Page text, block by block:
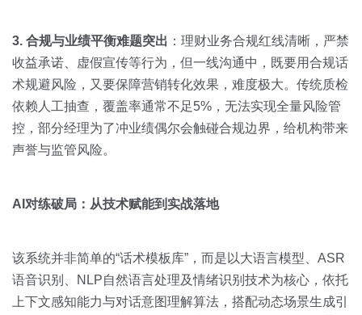
3. 合规与业绩平衡难题突出 ：理财业务合规红线清晰，严禁
收益承诺、虚假宣传等行为，但一线沟通中，既要用合规话
术规避风险，又要保障营销转化效果，难度极大。传统质检
依赖人工抽查，覆盖率通常不足5%，无法实现全量风险管
控，部分经理为了冲业绩偶尔会触碰合规边界，给机构带来
声誉与监管风险。
AI对练破局：从技术赋能到实战落地
该系统并非简单的“话术模板库”，而是以大语言模型、ASR
语音识别、NLP自然语言处理及情绪识别技术为核心，依托
上下文感知能力与对话意图理解算法，搭配动态场景生成引